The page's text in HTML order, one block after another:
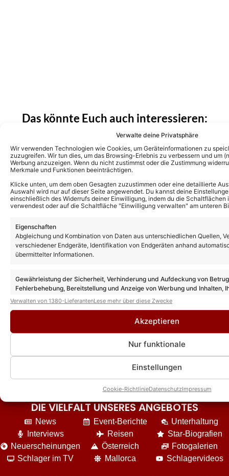
Verwalte deine Privatsphäre
Wir verwenden Technologien wie Cookies, um Geräteinformationen zu
zuzugreifen. Wir tun dies, um das Browsing-Erlebnis zu verbessern und um
Werbung anzuzeigen. Wenn du nicht zustimmst oder die Zustimmung
Merkmale und Funktionen beeinträchtigen.
Klicke unten, um dem oben Gesagten zuzustimmen oder eine detaillierte
Auswahl wird nur auf dieser Seite angewendet. Du kannst deine
einschließlich des Widerrufs deiner Einwilligung, indem du die
verwendest oder auf die Schaltfläche "Einwilligung verwalten" am unteren
Eigenschaften
Abgleichung und Kombination von Daten aus unterschiedlichen Quellen,
verschiedener Endgeräte, Identifikation von Endgeräten anhand
übermittelter Informationen.
Gewährleistung der Sicherheit, Verhinderung und Aufdeckung von
Fehlerbehebung, Bereitstellung und Anzeige von Werbung und Inhalten,
Entscheidungen zum Datenschutz speichern und übermitteln.
Verwalten von 1380-LieferantenLese mehr über diese Zwecke
Akzeptieren
Nur funktionale
Einstellungen
Cookie-RichtlinieDatenschutzImpressum
Das könnte Euch auch interessieren:
Erste Details zu den Auftritten der Gäste!
Euch!
Zarrella Show“ unvorhergesehen ab!
Premieren und Überraschungen! Das
erwartet euch bei der „Sommer-Party“ auf
dem Fernsehgarten-Gelände!
„Giovanni Zarrella Show“: Alle Gäste der
„Sommerparty“-Ausgabe am Lerchenberg
DIE VIELFALT UNSERES ANGEBOTES
News
Interviews
Neuerscheinungen
Schlager im TV
Event-Berichte
Reisen
Österreich
Mallorca
Unterhaltung
Star-Biografien
Fotogalerien
Schlagervideos